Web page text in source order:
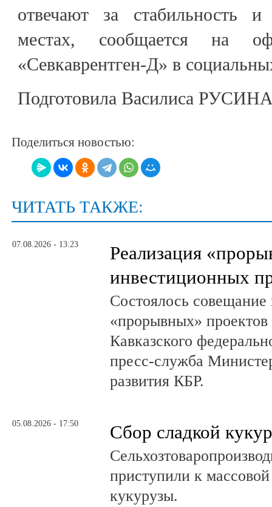
отвечают за стабильность
местах, сообщается на
«Севкаврентген-Д» в
Подготовила Василиса
Поделиться новостью:
ЧИТАТЬ ТАКЖЕ:
07.08.2026 - 13:23
Реализация
инвестиционных
Состоялось
«прорывных» проектов
Кавказского
пресс-служба
развития КБР.
05.08.2026 - 17:50 Сбор сладкой
приступили к
кукурузы.